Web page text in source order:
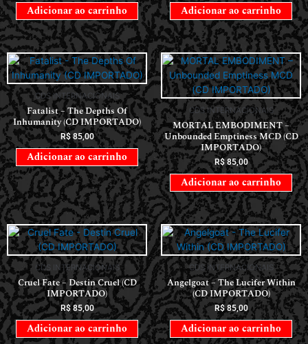
Adicionar ao carrinho Adicionar ao carrinho
CDS INTERNACIONAIS
Fatalist – The Depths Of
Inhumanity (CD IMPORTADO)
R$85,00
Adicionar ao carrinho
CDS INTERNACIONAIS
MORTAL EMBODIMENT –
Unbounded Emptiness MCD (CD
IMPORTADO)
R$85,00
Adicionar ao carrinho
CDS INTERNACIONAIS
Cruel Fate – Destin Cruel (CD
IMPORTADO)
R$85,00
Adicionar ao carrinho
CDS INTERNACIONAIS
Angelgoat – The Lucifer Within
(CD IMPORTADO)
R$85,00
Adicionar ao carrinho